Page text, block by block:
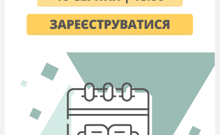
Як відомо, традиційна система охорони
здоров'я займається вивченням патології,
лікуванням захворювань, не надаючи належної
зростання кількості лікарень, поліклінік, лікарів
та допоміжного медперсоналу, кількість
захворювань не зменшується, а продовжує
зростати. На противагу загальноприйнятому
підходу, дедалі ширшого визнання набуває
думка про те, що здоров'я - це не відсутність
хвороби, а фізична, соціальна, психологічна